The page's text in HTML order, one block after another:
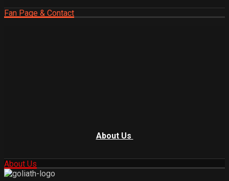
Fan Page & Contact
About Us
About Us